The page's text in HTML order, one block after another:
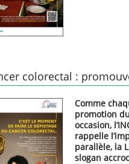
colorectal :
Comme
promotion
occasion,
rappelle
parallèle, la
slogan